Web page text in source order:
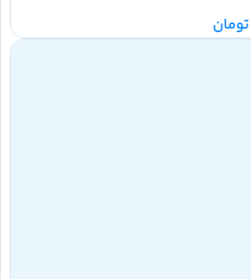
تومان